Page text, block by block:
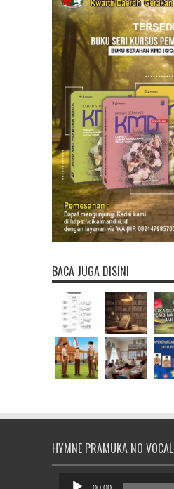
BACA JUGA DISINI
HYMNE PRAMUKA NO VOCAL